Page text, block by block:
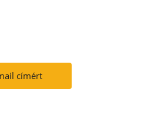
címért